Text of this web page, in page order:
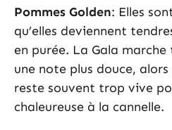
Pommes Golden: Elles
qu’elles deviennent
en purée. La Gala
une note plus douce,
reste souvent trop vive
chaleureuse à la cannelle.